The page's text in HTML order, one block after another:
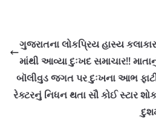
ગુજરાતના લોકપ્રિય હાસ્ય
માંથી આવ્યા દુઃખદ સમાચાર!!
બૉલીવુડ જગત પર દુઃખના આભ
રેક્ટરનું નિધન થતા સૌ કોઈ સ્ટાર